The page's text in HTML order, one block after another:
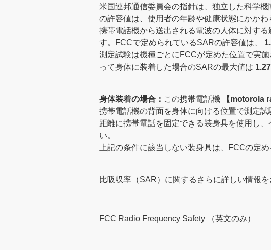
米国連邦通信委員会の指針は、独立した科学
の許容値は、使用者の年齢や健康状態にかかわ
携帯電話機から送出される電波の人体に対す
す。FCCで定められているSARの許容値は、
測定試験は機種ごとにFCCが定めた位置で実
って身体に装着した場合のSARの最大値は
身体装着の場合： この携帯電話機 【motorola
携帯電話機の背面を身体に向ける位置で測定
距離に携帯電話を固定できる装身具を使用し
い。
上記の条件に該当しない装身具は、FCCの定
比吸収率（SAR）に関するさらに詳しい情報
FCC Radio Frequency Safety （英文のみ）